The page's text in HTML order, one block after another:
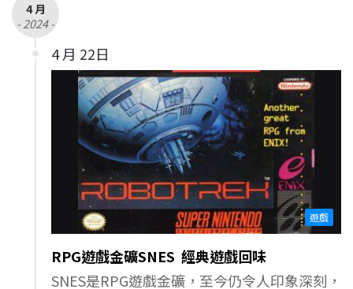
4 月
- 2024 -
4 月 22日
遊戲
RPG遊戲金礦SNES 經典遊戲回味
SNES是RPG遊戲金礦，至今仍令人印象深刻，